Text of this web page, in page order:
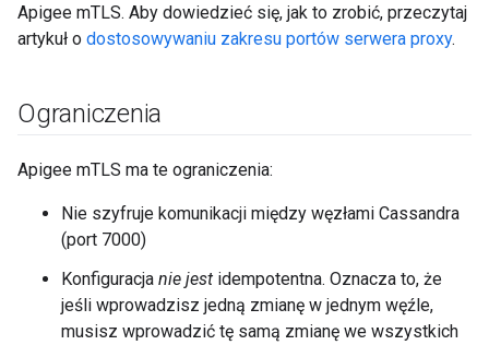
Apigee mTLS. Aby dowiedzieć się, jak to zrobić, przeczytaj
artykuł o dostosowywaniu zakresu portów serwera proxy.
Ograniczenia
Apigee mTLS ma te ograniczenia:
Nie szyfruje komunikacji między węzłami Cassandra
(port 7000)
Konfiguracja nie jest idempotentna. Oznacza to, że
jeśli wprowadzisz jedną zmianę w jednym węźle,
musisz wprowadzić tę samą zmianę we wszystkich